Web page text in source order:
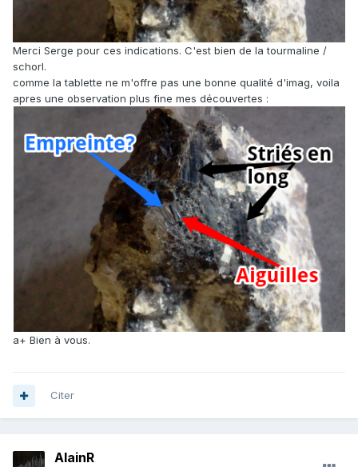
Merci Serge pour ces indications. C'est bien de la tourmaline /
schorl.
comme la tablette ne m'offre pas une bonne qualité d'imag, voila
apres une observation plus fine mes découvertes :
a+ Bien à vous.
Citer
AlainR